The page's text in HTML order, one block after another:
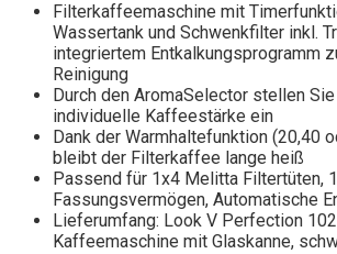
Filterkaffeemaschine mit
Wassertank und Schwenkfilter inkl.
integriertem Entkalkungsprogramm
Reinigung
Durch den AromaSelector stellen
individuelle Kaffeestärke ein
Dank der Warmhaltefunktion (20,40
bleibt der Filterkaffee lange heiß
Passend für 1x4 Melitta Filtertüten,
Fassungsvermögen, Automatische
Lieferumfang: Look V Perfection
Kaffeemaschine mit Glaskanne,